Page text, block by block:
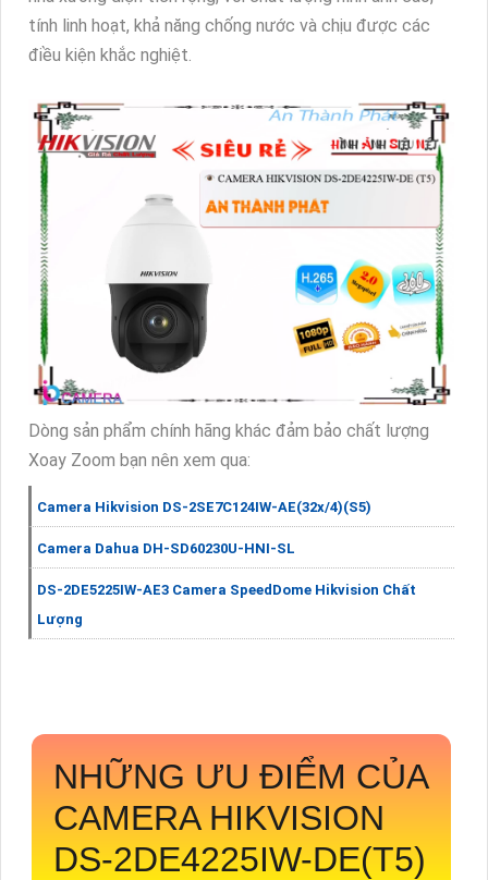
tính linh hoạt, khả năng chống nước và chịu được các
điều kiện khắc nghiệt.
Dòng sản phẩm chính hãng khác đảm bảo chất lượng
Xoay Zoom bạn nên xem qua:
Camera Hikvision DS-2SE7C124IW-AE(32x/4)(S5)
Camera Dahua DH-SD60230U-HNI-SL
DS-2DE5225IW-AE3 Camera SpeedDome Hikvision Chất
Lượng
NHỮNG ƯU ĐIỂM CỦA
CAMERA HIKVISION
DS-2DE4225IW-DE(T5)